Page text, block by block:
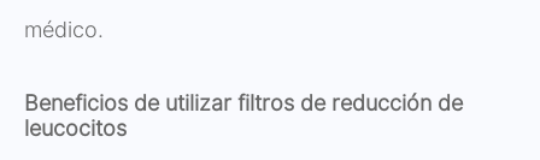
médico.
Beneficios de utilizar filtros de reducción de
leucocitos